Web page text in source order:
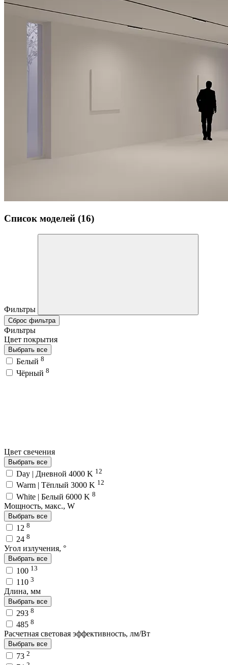
Список моделей (16)
Фильтры
Сброс фильтра
Фильтры
Цвет покрытия
Выбрать все
Белый 8
Чёрный 8
Цвет свечения
Выбрать все
Day | Дневной 4000 K 12
Warm | Тёплый 3000 K 12
White | Белый 6000 K 8
Мощность, макс., W
Выбрать все
12 8
24 8
Угол излучения, °
Выбрать все
100 13
110 3
Длина, мм
Выбрать все
293 8
485 8
Расчетная световая эффективность, лм/Вт
Выбрать все
73 2